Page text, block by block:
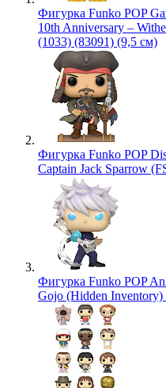
Фигурка Funko POP
10th Anniversary –
(1033) (83091) (9,5 см)
Фигурка Funko POP
Captain Jack Sparrow
Фигурка Funko POP
Gojo (Hidden